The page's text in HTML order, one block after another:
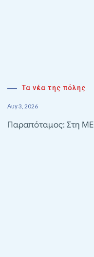
Τα νέα της πόλης
Αυγ 3, 2026
Παραπόταμος: Στη